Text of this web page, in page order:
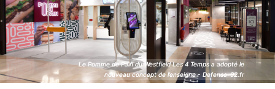
Le Pomme de Pain du Westfield Les 4 Temps a adopté le
nouveau concept de l’enseigne - Defense-92.fr
Le Pomme de Pain du Westfield Les 4 Temps a adopté le
nouveau concept de l’enseigne - Defense-92.fr